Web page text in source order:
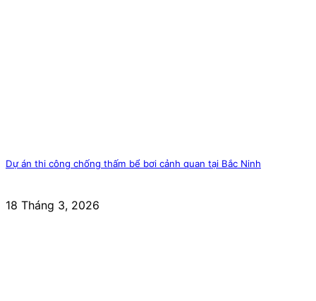
Dự án thi công chống thấm bể bơi cảnh quan tại Bắc Ninh
18 Tháng 3, 2026